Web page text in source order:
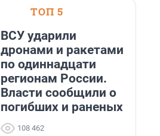
ТОП 5
ВСУ ударили
дронами и ракетами
по одиннадцати
регионам России.
Власти сообщили о
погибших и раненых
108 462